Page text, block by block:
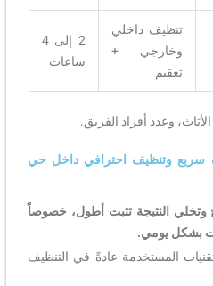
تنظيف داخلي
وخارجي +
تعقيم
2 إلى 4
ساعات
وعدد أفراد الفريق.
سريع وتنظيف احترافي داخل حي
وتخلي النتيجة تثبت أطول، خصوصاً
بشكل يومي.
المستخدمة عادةً في التنظيف